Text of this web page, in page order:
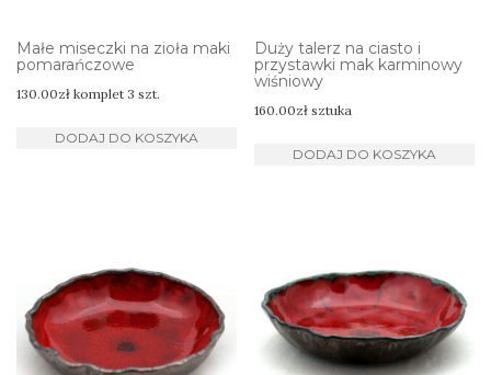
Małe miseczki na zioła maki
pomarańczowe
130.00zł komplet 3 szt.
DODAJ DO KOSZYKA
Duży talerz na ciasto i
przystawki mak karminowy
wiśniowy
160.00zł sztuka
DODAJ DO KOSZYKA